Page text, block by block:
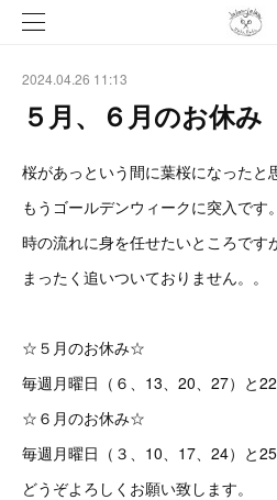
2024.04.26 11:13
５月、６月のお休み
桜があっという間に葉桜になったと
もうゴールデンウィークに突入です。
時の流れに身を任せたいところですが
まったく追いついておりません。。
☆５月のお休み☆
毎週月曜日（６、13、20、27）と22
☆６月のお休み☆
毎週月曜日（３、10、17、24）と25
どうぞよろしくお願い致します。